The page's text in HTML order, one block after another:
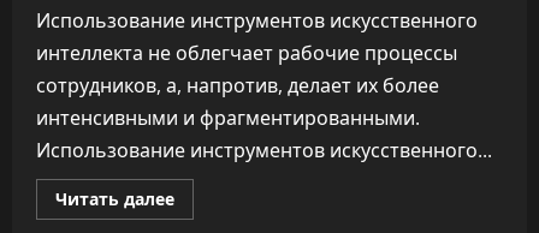
Использование инструментов искусственного
интеллекта не облегчает рабочие процессы
сотрудников, а, напротив, делает их более
интенсивными и фрагментированными.
Использование инструментов искусственного...
Читать далееПрочитать
больше